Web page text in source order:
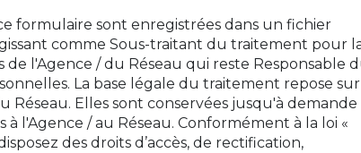
formulaire sont enregistrées dans un fichier
comme Sous-traitant du traitement pour
l'Agence / du Réseau qui reste Responsable
La base légale du traitement repose sur
Réseau. Elles sont conservées jusqu'à demande
l'Agence / au Réseau. Conformément à la loi «
des droits d’accès, de rectification,